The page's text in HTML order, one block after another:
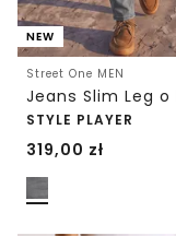
NEW
Street One MEN
STYLE PLAYER
319,00 zł